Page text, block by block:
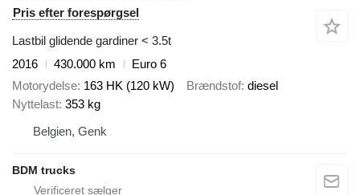
Pris efter forespørgsel
Lastbil glidende gardiner < 3.5t
2016
430.000 km
Euro 6
Motorydelse 163 HK (120 kW) Brændstof diesel
Nyttelast 353 kg
Belgien, Genk
BDM trucks